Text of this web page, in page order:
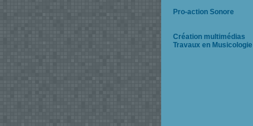
Pro-action Sonore
Création multimédias
Travaux en Musicologie